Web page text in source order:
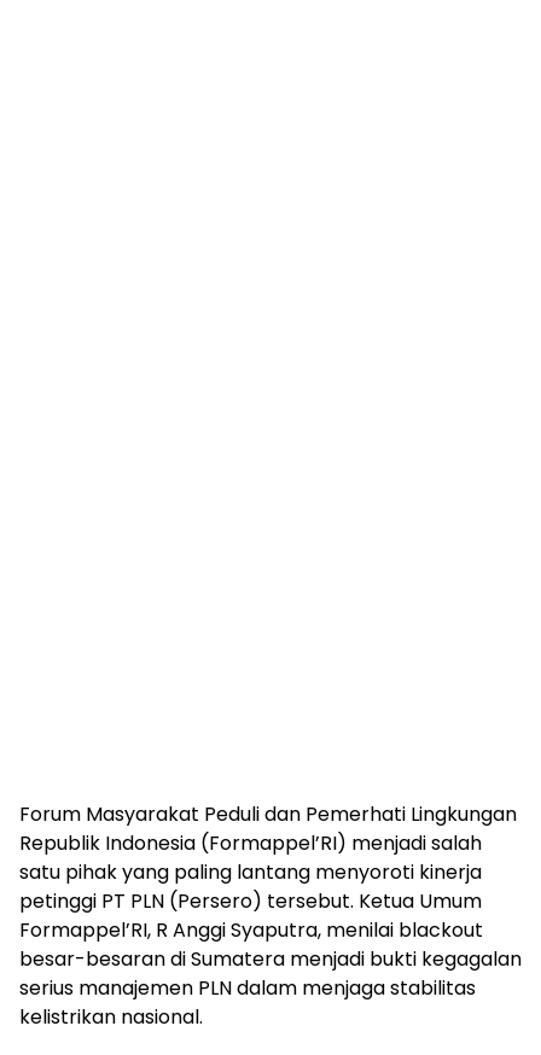
Forum Masyarakat Peduli dan Pemerhati Lingkungan
Republik Indonesia (Formappel’RI) menjadi salah
satu pihak yang paling lantang menyoroti kinerja
petinggi PT PLN (Persero) tersebut. Ketua Umum
Formappel’RI, R Anggi Syaputra, menilai blackout
besar-besaran di Sumatera menjadi bukti kegagalan
serius manajemen PLN dalam menjaga stabilitas
kelistrikan nasional.